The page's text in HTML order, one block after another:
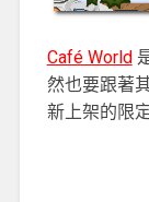
Café World
然也要跟著
新上架的限